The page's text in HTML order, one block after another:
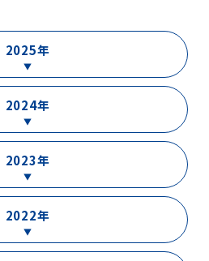
2025年
2024年
2023年
2022年